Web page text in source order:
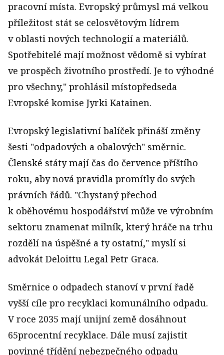
pracovní místa. Evropský průmysl má velkou
příležitost stát se celosvětovým lídrem
v oblasti nových technologií a materiálů.
Spotřebitelé mají možnost vědomě si vybírat
ve prospěch životního prostředí. Je to výhodné
pro všechny," prohlásil místopředseda
Evropské komise Jyrki Katainen.
Evropský legislativní balíček přináší změny
šesti "odpadových a obalových" směrnic.
Členské státy mají čas do července příštího
roku, aby nová pravidla promítly do svých
právních řádů. "Chystaný přechod
k oběhovému hospodářství může ve výrobním
sektoru znamenat milník, který hráče na trhu
rozdělí na úspěšné a ty ostatní," myslí si
advokát Deloittu Legal Petr Graca.
Směrnice o odpadech stanoví v první řadě
vyšší cíle pro recyklaci komunálního odpadu.
V roce 2035 mají unijní země dosáhnout
65procentní recyklace. Dále musí zajistit
povinné třídění nebezpečného odpadu